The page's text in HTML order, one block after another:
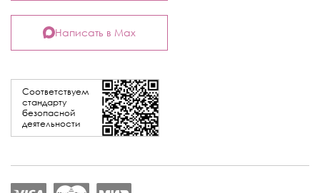
Соответствуем
стандарту
безопасной
деятельности
Написать в Max